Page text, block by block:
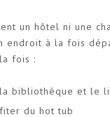
un hôtel ni une
endroit à la fois
fois :
bibliothèque et le
du hot tub